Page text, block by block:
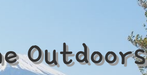
Outdoors